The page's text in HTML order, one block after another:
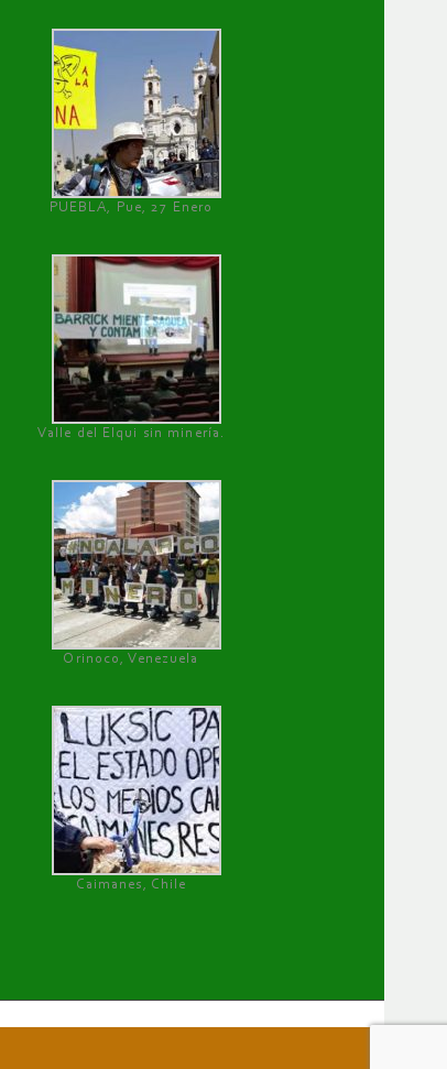
PUEBLA, Pue, 27 Enero
Valle del Elqui sin minería.
Orinoco, Venezuela
Caimanes, Chile